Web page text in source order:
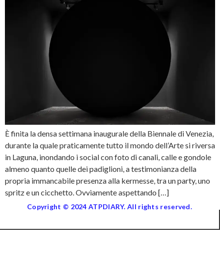
È finita la densa settimana inaugurale della Biennale di Venezia,
durante la quale praticamente tutto il mondo dell’Arte si riversa
in Laguna, inondando i social con foto di canali, calle e gondole
almeno quanto quelle dei padiglioni, a testimonianza della
propria immancabile presenza alla kermesse, tra un party, uno
spritz e un cicchetto. Ovviamente aspettando […]
Copyright © 2024 ATPDIARY. All rights reserved.